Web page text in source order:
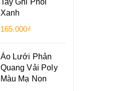
Xanh
165.000₫
Áo Lưới Phản
Quang Vải Poly
Màu Mạ Non